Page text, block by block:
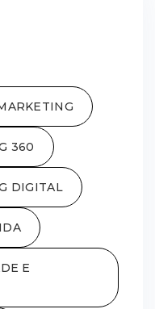
360
DIGITAL
E